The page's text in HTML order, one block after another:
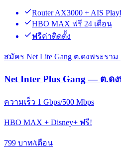
Router AX3000 + AIS
HBO MAX ฟรี 24 เดือน
ฟรีค่าติดตั้ง
สมัคร Net Lite Gang ต.ดงพระราม
Net Inter Plus Gang — ต.ด
ความเร็ว 1 Gbps/500 Mbps
HBO MAX + Disney+ ฟรี!
799 บาท/เดือน